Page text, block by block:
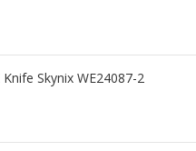
Skynix WE24087-2